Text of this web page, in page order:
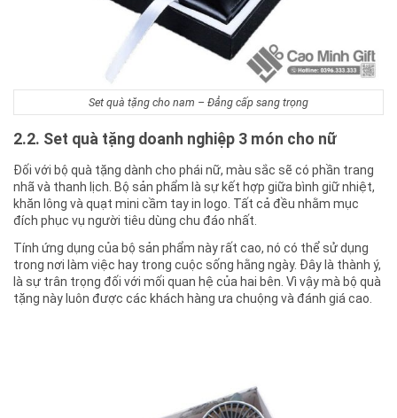
Set quà tặng cho nam – Đẳng cấp sang trọng
2.2. Set quà tặng doanh nghiệp 3 món cho nữ
Đối với bộ quà tặng dành cho phái nữ, màu sắc sẽ có phần trang
nhã và thanh lịch. Bộ sản phẩm là sự kết hợp giữa bình giữ nhiệt,
khăn lông và quạt mini cầm tay in logo. Tất cả đều nhằm mục
đích phục vụ người tiêu dùng chu đáo nhất.
Tính ứng dụng của bộ sản phẩm này rất cao, nó có thể sử dụng
trong nơi làm việc hay trong cuộc sống hằng ngày. Đây là thành ý,
là sự trân trọng đối với mối quan hệ của hai bên. Vì vậy mà bộ quà
tặng này luôn được các khách hàng ưa chuộng và đánh giá cao.